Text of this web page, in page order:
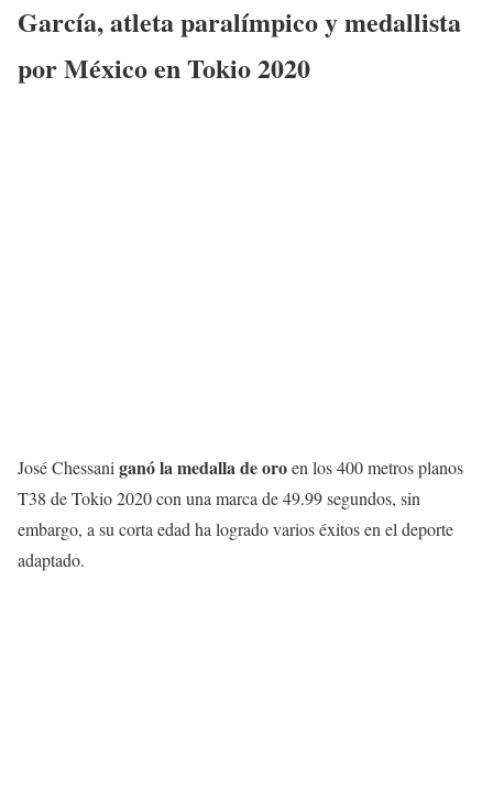
García, atleta paralímpico y medallista
por México en Tokio 2020
José Chessani ganó la medalla de oroen los 400 metros planos
T38 de Tokio 2020 con una marca de 49.99 segundos, sin
embargo, a su corta edad ha logrado varios éxitos en el deporte
adaptado.